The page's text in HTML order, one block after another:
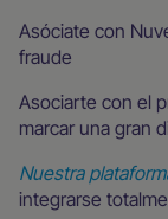
Asóciate con
fraude
Asociarte con el
marcar una gran
Nuestra
integrarse